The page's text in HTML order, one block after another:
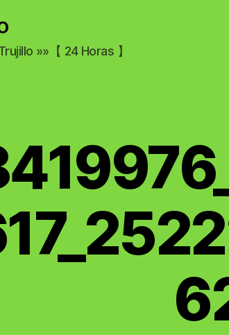
»»【 24 Horas 】